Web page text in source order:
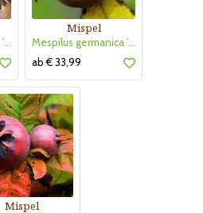
Mespilus germanica 'Schönbrunner Riesenmispel'
Mispel
Mespilus germanica 'Mispel von Nottingham'
ab € 33,99
Mispel